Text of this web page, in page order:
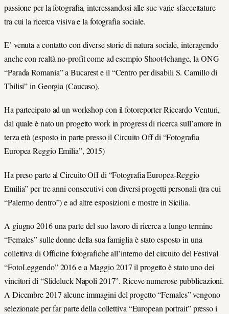
passione per la fotografia, interessandosi alle sue varie sfaccettature
tra cui la ricerca visiva e la fotografia sociale.
E’ venuta a contatto con diverse storie di natura sociale, interagendo
anche con realtà no-profit come ad esempio Shoot4change, la ONG
“Parada Romania” a Bucarest e il “Centro per disabili S. Camillo di
Tbilisi” in Georgia (Caucaso).
Ha partecipato ad un workshop con il fotoreporter Riccardo Venturi,
dal quale è nato un progetto work in progress di ricerca sull’amore in
terza età (esposto in parte presso il Circuito Off di “Fotografia
Europea Reggio Emilia”, 2015)
Ha preso parte al Circuito Off di “Fotografia Europea-Reggio
Emilia” per tre anni consecutivi con diversi progetti personali (tra cui
“Palermo dentro”) e ad altre esposizioni e mostre in Sicilia.
A giugno 2016 una parte del suo lavoro di ricerca a lungo termine
“Females” sulle donne della sua famiglia è stato esposto in una
collettiva di Officine fotografiche all’interno del circuito del Festival
“FotoLeggendo” 2016 e a Maggio 2017 il progetto è stato uno dei
vincitori di “Slideluck Napoli 2017”. Riceve numerose pubblicazioni.
A Dicembre 2017 alcune immagini del progetto “Females” vengono
selezionate per far parte della collettiva “European portrait” presso i